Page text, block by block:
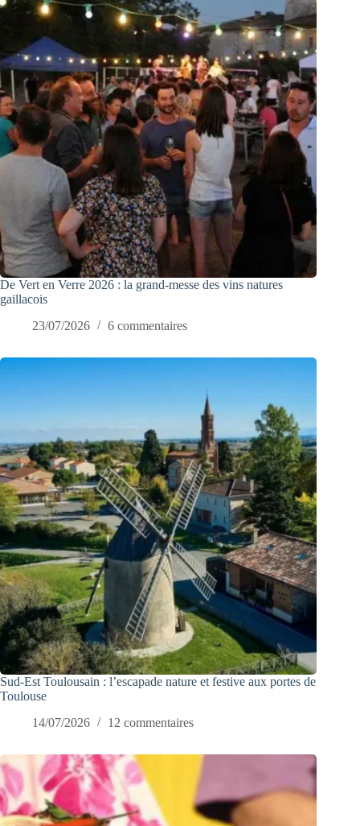
De Vert en Verre 2026 : la grand-messe des vins natures
gaillacois
23/07/2026
6 commentaires
Sud-Est Toulousain : l’escapade nature et festive aux portes de
Toulouse
14/07/2026
12 commentaires